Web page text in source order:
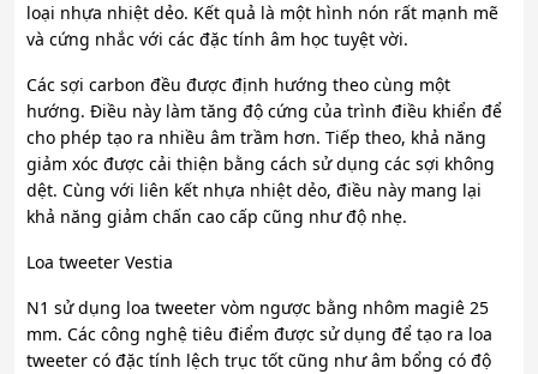
loại nhựa nhiệt dẻo. Kết quả là một hình nón rất mạnh mẽ
và cứng nhắc với các đặc tính âm học tuyệt vời.
Các sợi carbon đều được định hướng theo cùng một
hướng. Điều này làm tăng độ cứng của trình điều khiển để
cho phép tạo ra nhiều âm trầm hơn. Tiếp theo, khả năng
giảm xóc được cải thiện bằng cách sử dụng các sợi không
dệt. Cùng với liên kết nhựa nhiệt dẻo, điều này mang lại
khả năng giảm chấn cao cấp cũng như độ nhẹ.
Loa tweeter Vestia
N1 sử dụng loa tweeter vòm ngược bằng nhôm magiê 25
mm. Các công nghệ tiêu điểm được sử dụng để tạo ra loa
tweeter có đặc tính lệch trục tốt cũng như âm bổng có độ